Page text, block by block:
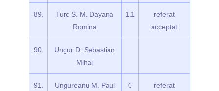
89.
Turc S. M. Dayana
Romina
1.1
referat
acceptat
90.
Ungur D. Sebastian
Mihai
91.
Ungureanu M. Paul
0
referat